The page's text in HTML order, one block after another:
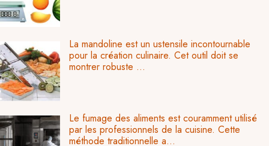
La mandoline est un ustensile incontournable
pour la création culinaire. Cet outil doit se
montrer robuste ...
Le fumage des aliments est couramment utilisé
par les professionnels de la cuisine. Cette
méthode traditionnelle a...